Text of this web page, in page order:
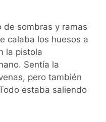
de sombras y ramas
calaba los huesos a
la pistola
Sentía la
pero también
estaba saliendo